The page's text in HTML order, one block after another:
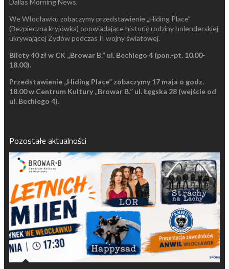
Dallas Morning News.
We Włocławku zobaczymy przedstawienie „Hiding Place”
(Bezpieczna kryjówka) opowiadające historię rodziny holenderskiej
ukrywającej Żydów podczas II wojny światowej.
Bilety 40 zł w CK „Browar B.” ul. Bechiego 4 (pon.-pt. 10.00-
18.00).
Przedstawienie „Hiding Place” zobaczymy 17 maja o godz.
18.00 w Centrum Kultury „Browar B.” ul. Łęgska 28 (wejście od
ul. Bechiego 4).
Pozostałe aktualności